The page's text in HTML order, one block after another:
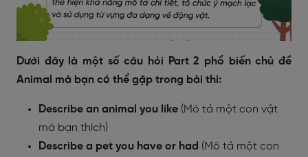
Dưới đây là một số câu hỏi Part 2 phổ biến chủ đề
Animal mà bạn có thể gặp trong bài thi:
Describe an animal you like (Mô tả một con vật
mà bạn thích)
Describe a pet you have or had (Mô tả một con